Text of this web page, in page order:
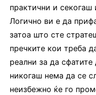
практични и секогаш
Логично ви е да
затоа што сте
пречките кои треба
реални за да
никогаш нема да се
неизбежно ќе го